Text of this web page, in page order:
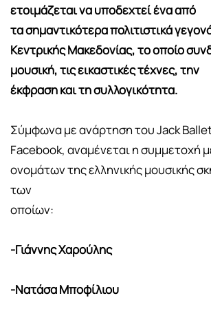
ετοιμάζεται να υποδεχτεί ένα από
τα σημαντικότερα πολιτιστικά
Κεντρικής Μακεδονίας, το οποίο
μουσική, τις εικαστικές τέχνες, την
έκφραση και τη συλλογικότητα.
Σύμφωνα με ανάρτηση του Jack
Facebook, αναμένεται η συμμετοχή
ονομάτων της ελληνικής μουσικής
των
οποίων:
-Γιάννης Χαρούλης
-Νατάσα Μποφίλιου